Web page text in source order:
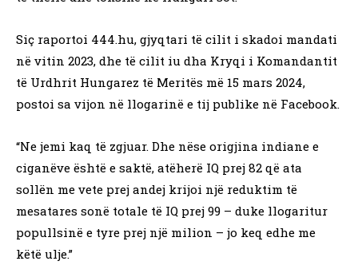
Siç raportoi 444.hu, gjyqtari të cilit i skadoi mandati
në vitin 2023, dhe të cilit iu dha Kryqi i Komandantit
të Urdhrit Hungarez të Meritës më 15 mars 2024,
postoi sa vijon në llogarinë e tij publike në Facebook.
“Ne jemi kaq të zgjuar. Dhe nëse origjina indiane e
ciganëve është e saktë, atëherë IQ prej 82 që ata
sollën me vete prej andej krijoi një reduktim të
mesatares sonë totale të IQ prej 99 – duke llogaritur
popullsinë e tyre prej një milion – jo keq edhe me
këtë ulje.”